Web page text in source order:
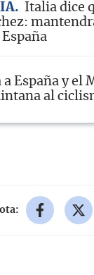
Italia dice
a España y el
al